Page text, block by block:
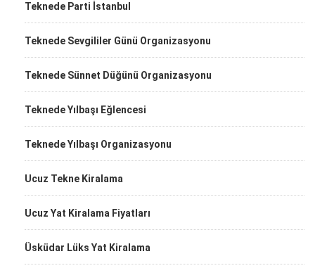
Teknede Parti İstanbul
Teknede Sevgililer Günü Organizasyonu
Teknede Sünnet Düğünü Organizasyonu
Teknede Yılbaşı Eğlencesi
Teknede Yılbaşı Organizasyonu
Ucuz Tekne Kiralama
Ucuz Yat Kiralama Fiyatları
Üsküdar Lüks Yat Kiralama